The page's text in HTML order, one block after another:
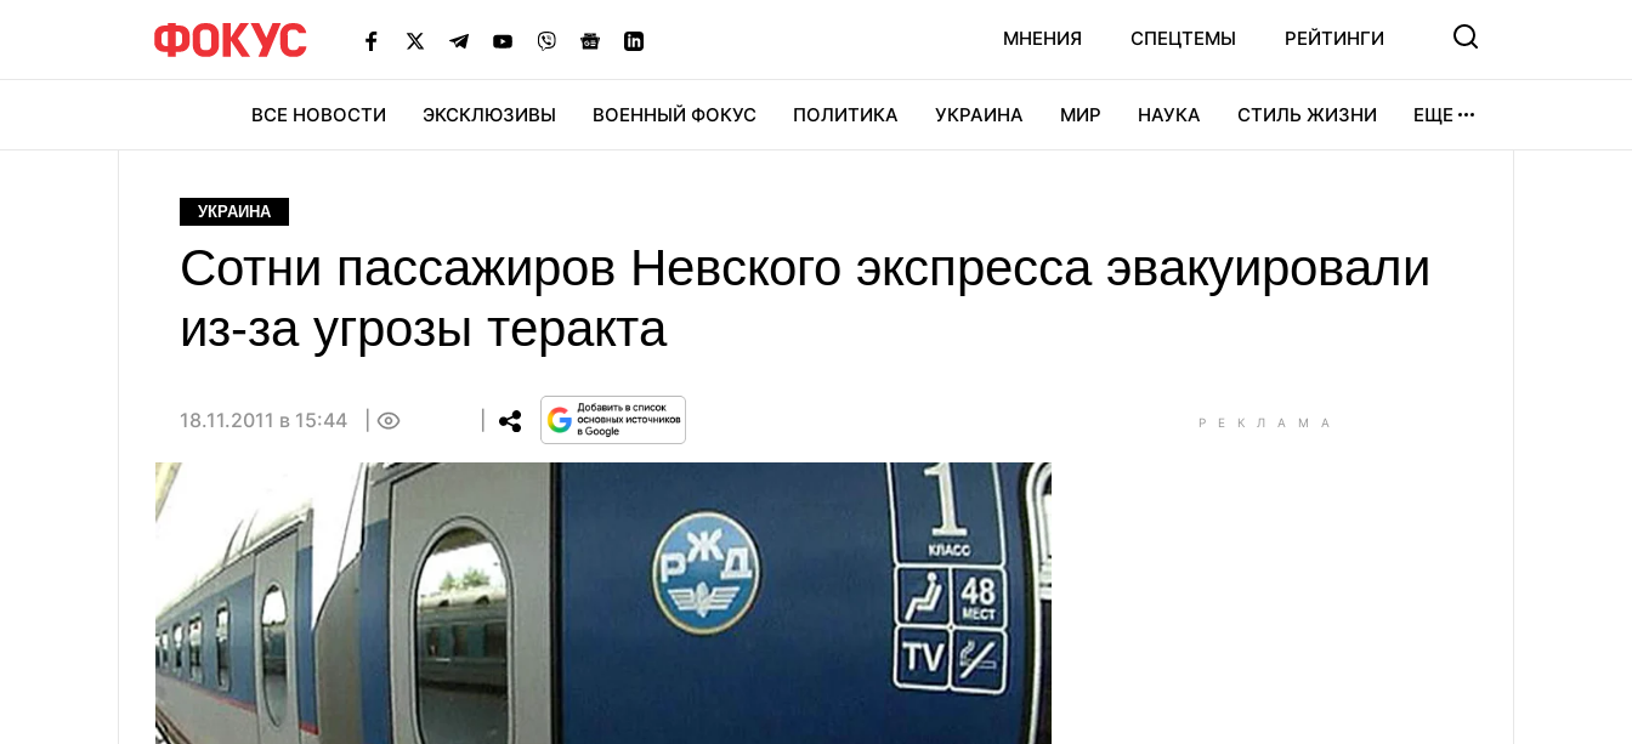
МНЕНИЯ СПЕЦТЕМЫ РЕЙТИНГИ
ВСЕ НОВОСТИ ЭКСКЛЮЗИВЫ ВОЕННЫЙ ФОКУС ПОЛИТИКА УКРАИНА МИР НАУКА СТИЛЬ ЖИЗНИ ЕЩЕ
УКРАИНА
Сотни пассажиров Невского экспресса эвакуировали
из-за угрозы теракта
18.11.2011 в 15:44